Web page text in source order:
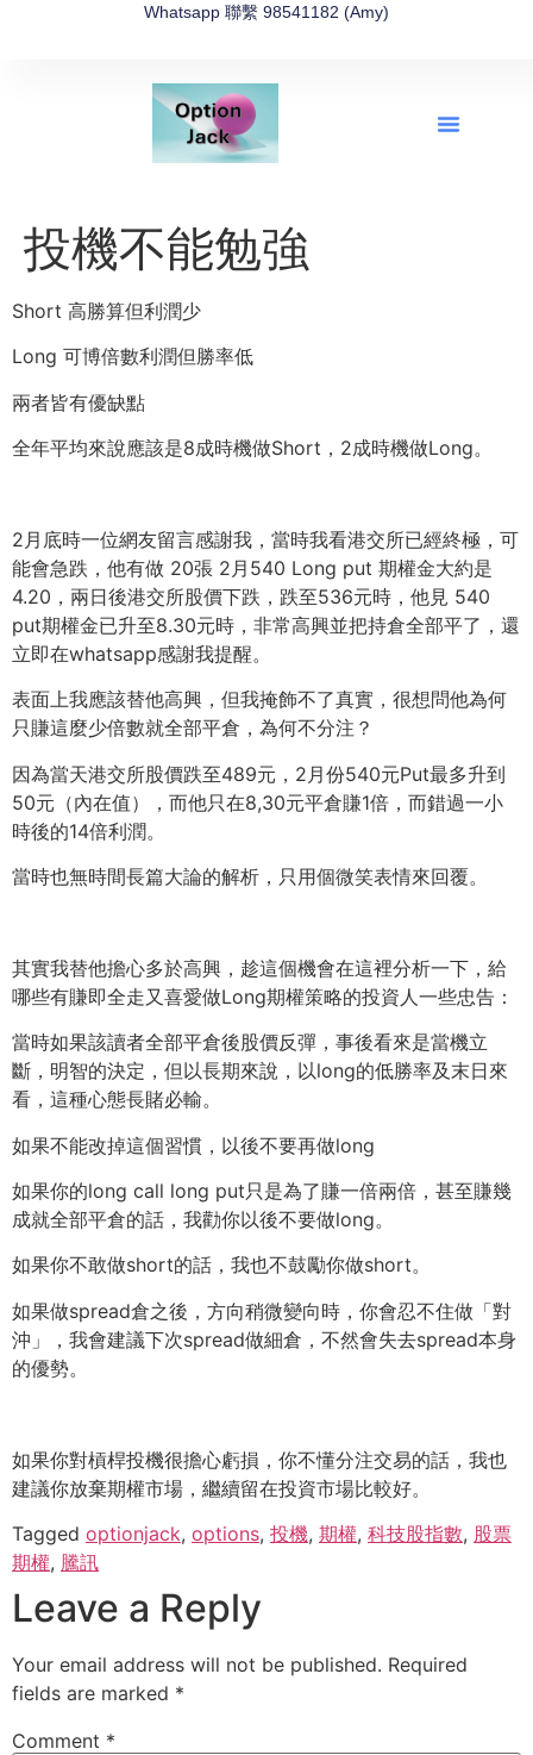
Whatsapp 聯繫 98541182 (Amy)
投機不能勉強
Short 高勝算但利潤少
Long 可博倍數利潤但勝率低
兩者皆有優缺點
全年平均來說應該是8成時機做Short，2成時機做Long。
2月底時一位網友留言感謝我，當時我看港交所已經終極， 可
能會急跌，他有做 20張 2月540 Long put 期權金大約是
4.20，兩日後港交所股價下跌，跌至536元時， 他見 540
put期權金已升至8.30元時，非常高興並把持倉全部平了， 還
立即在whatsapp感謝我提醒。
表面上我應該替他高興，但我掩飾不了真實， 很想問他為何
只賺這麼少倍數就全部平倉，為何不分注？
因為當天港交所股價跌至489元， 2月份540元Put最多升到
50元（內在值），而他只在8,30元平倉賺1倍，而錯過一小
時後的14倍利潤。
當時也無時間長篇大論的解析，只用個微笑表情來回覆。
其實我替他擔心多於高興，趁這個機會在這裡分析一下， 給
哪些有賺即全走又喜愛做Long期權策略的投資人一些忠告：
當時如果該讀者全部平倉後股價反彈，事後看來是當機立
斷， 明智的決定，但以長期來說，以long的低勝率及末日來
看， 這種心態長賭必輸。
如果不能改掉這個習慣，以後不要再做long
如果你的long call long put只是為了賺一倍兩倍，甚至賺幾
成就全部平倉的話， 我勸你以後不要做long。
如果你不敢做short的話，我也不鼓勵你做short。
如果做spread倉之後，方向稍微變向時，你會忍不住做「對
沖」，我會建議下次spread做細倉， 不然會失去spread本身
的優勢。
如果你對槓桿投機很擔心虧損，你不懂分注交易的話， 我也
建議你放棄期權市場，繼續留在投資市場比較好。
Tagged optionjack, options, 投機, 期權, 科技股指數, 股票
期權, 騰訊
Leave a Reply
Your email address will not be published. Required
fields are marked *
Comment *